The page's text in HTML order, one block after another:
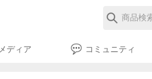
メディア コミュニティ